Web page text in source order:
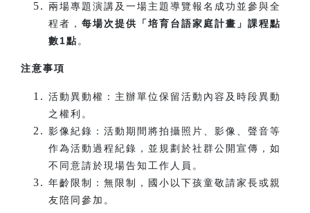
兩場專題演講及一場主題導覽報名成功並參與全
程者， 每場次提供「培育台語家庭計畫」課程點
數1點。
注意事項
活動異動權：主辦單位保留活動內容及時段異動
之權利。
影像紀錄：活動期間將拍攝照片、影像、聲音等
作為活動過程紀錄，並規劃於社群公開宣傳，如
不同意請於現場告知工作人員。
年齡限制：無限制，國小以下孩童敬請家長或親
友陪同參加。